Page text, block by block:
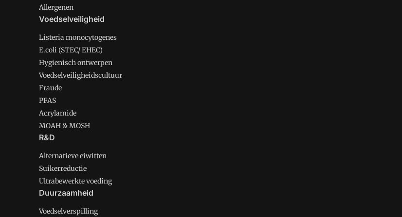
Allergenen
Voedselveiligheid
Listeria monocytogenes
E.coli (STEC/ EHEC)
Hygienisch ontwerpen
Voedselveiligheidscultuur
Fraude
PFAS
Acrylamide
MOAH & MOSH
R&D
Alternatieve eiwitten
Suikerreductie
Ultrabewerkte voeding
Duurzaamheid
Voedselverspilling